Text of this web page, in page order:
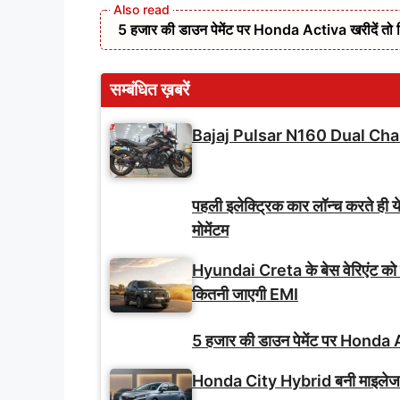
5 हजार की डाउन पेमेंट पर Honda Activa खरीदें तो
सम्बंधित ख़बरें
Bajaj Pulsar N160 Dual
पहली इलेक्ट्रिक कार लॉन्च करते ही
मोमेंटम
Hyundai Creta के बेस वेरिएंट को
कितनी जाएगी EMI
5 हजार की डाउन पेमेंट पर Honda
Honda City Hybrid बनी